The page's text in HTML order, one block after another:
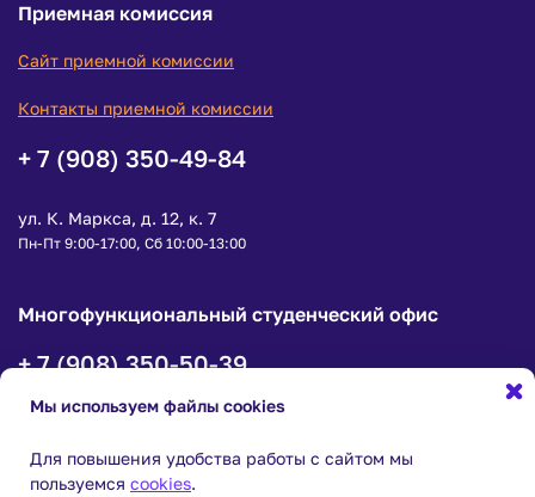
Приемная комиссия
Сайт приемной комиссии
Контакты приемной комиссии
+ 7 (908) 350-49-84
ул. К. Маркса, д. 12, к. 7
Пн-Пт 9:00-17:00, Сб 10:00-13:00
Многофункциональный студенческий офис
+ 7 (908) 350-50-39
пн-чт с 9:00 до 18:00, пт с 9:00 до 16:45
Мы используем файлы cookies
Для повышения удобства работы с сайтом мы
пользуемся cookies.